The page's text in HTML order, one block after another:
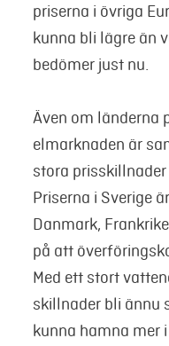
priserna i övriga
kunna bli lägre än
bedömer just nu.
Även om länderna
elmarknaden är
stora
Priserna i Sverige
Danmark,
på att
Med ett stort
skillnader bli ännu
kunna hamna mer